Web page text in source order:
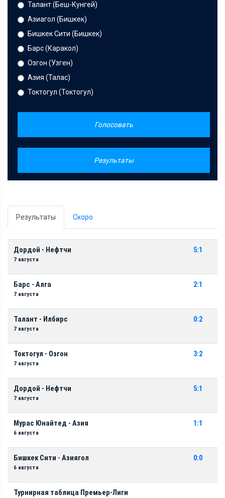
Талант (Беш-Кунгей)
Азиагол (Бишкек)
Бишкек Сити (Бишкек)
Барс (Каракол)
Озгон (Узген)
Азия (Талас)
Токтогул (Токтогул)
Голосовать
Результаты
Результаты Скоро
Дордой - Нефтчи
7 августа
5:1
Барс - Алга
7 августа
2:1
Талант - Илбирс
7 августа
0:2
Токтогул - Озгон
7 августа
3:2
Дордой - Нефтчи
7 августа
5:1
Мурас Юнайтед - Азия
6 августа
1:1
Бишкек Сити - Азиягол
6 августа
0:0
Турнирная таблица Премьер-Лиги